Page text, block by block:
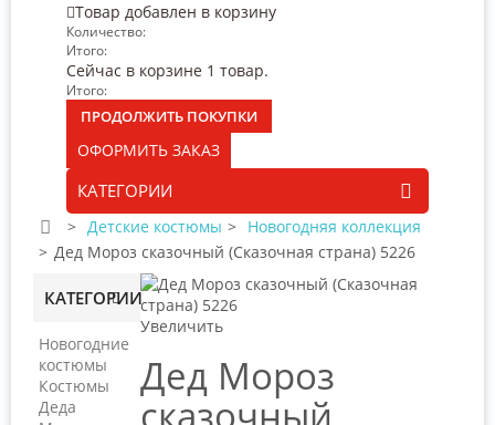
Товар добавлен в корзину
Количество:
Итого:
Сейчас в корзине 1 товар.
Итого:
ПРОДОЛЖИТЬ ПОКУПКИ
ОФОРМИТЬ ЗАКАЗ
КАТЕГОРИИ
> Детские костюмы > Новогодняя коллекция
> Дед Мороз сказочный (Сказочная страна) 5226
КАТЕГОРИИ
Новогодние
костюмы
Костюмы
Деда
Увеличить
Дед Мороз